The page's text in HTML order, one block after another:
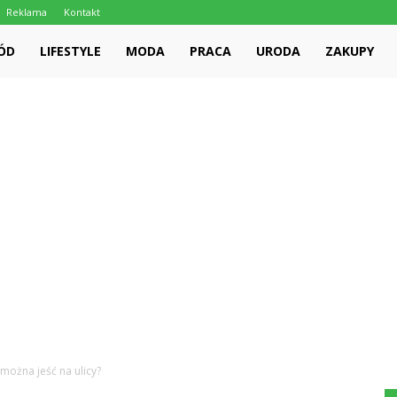
Reklama Kontakt
LIFESTYLE MODA PRACA URODA ZAKUPY
jeść na ulicy?